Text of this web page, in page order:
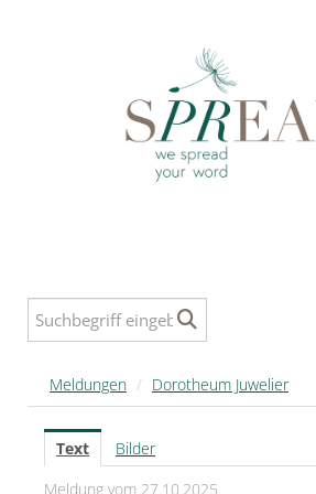
MELDUNGEN
SPREAD
SPREAD Medleys für Deutschland
Meldungen / Dorotheum Juwelier
Text
Bilder
Meldung vom 27.10.2025